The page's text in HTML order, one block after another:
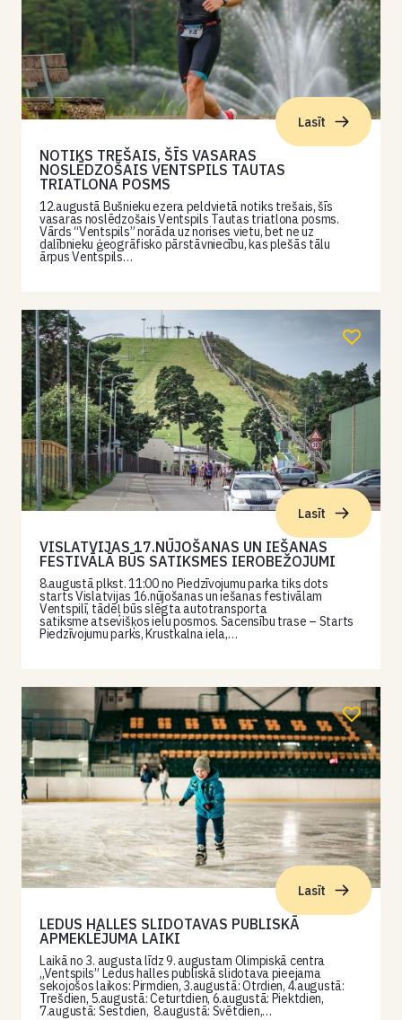
Lasīt
NOTIKS TREŠAIS, ŠĪS VASARAS
NOSLĒDZOŠAIS VENTSPILS TAUTAS
TRIATLONA POSMS
12.augustā Bušnieku ezera peldvietā notiks trešais, šīs
vasaras noslēdzošais Ventspils Tautas triatlona posms.
Vārds “Ventspils” norāda uz norises vietu, bet ne uz
dalībnieku ģeogrāfisko pārstāvniecību, kas plešās tālu
ārpus Ventspils…
Lasīt
VISLATVIJAS 17.NŪJOŠANAS UN IEŠANAS
FESTIVĀLĀ BŪS SATIKSMES IEROBEŽOJUMI
8.augustā plkst. 11:00 no Piedzīvojumu parka tiks dots
starts Vislatvijas 16.nūjošanas un iešanas festivālam
Ventspilī, tādēļ būs slēgta autotransporta
satiksme atsevišķos ielu posmos. Sacensību trase – Starts
Piedzīvojumu parks, Krustkalna iela,…
Lasīt
LEDUS HALLES SLIDOTAVAS PUBLISKĀ
APMEKLĒJUMA LAIKI
Laikā no 3. augusta līdz 9. augustam Olimpiskā centra
„Ventspils” Ledus halles publiskā slidotava pieejama
sekojošos laikos: Pirmdien, 3.augustā: Otrdien, 4.augustā:
Trešdien, 5.augustā: Ceturtdien, 6.augustā: Piektdien,
7.augustā: Sestdien, 8.augustā: Svētdien,…